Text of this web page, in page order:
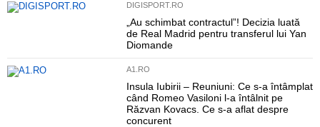
DIGISPORT.RO
„Au schimbat contractul”! Decizia luată
de Real Madrid pentru transferul lui Yan
Diomande
A1.RO
Insula Iubirii – Reuniuni: Ce s-a întâmplat
când Romeo Vasiloni l-a întâlnit pe
Răzvan Kovacs. Ce s-a aflat despre
concurent